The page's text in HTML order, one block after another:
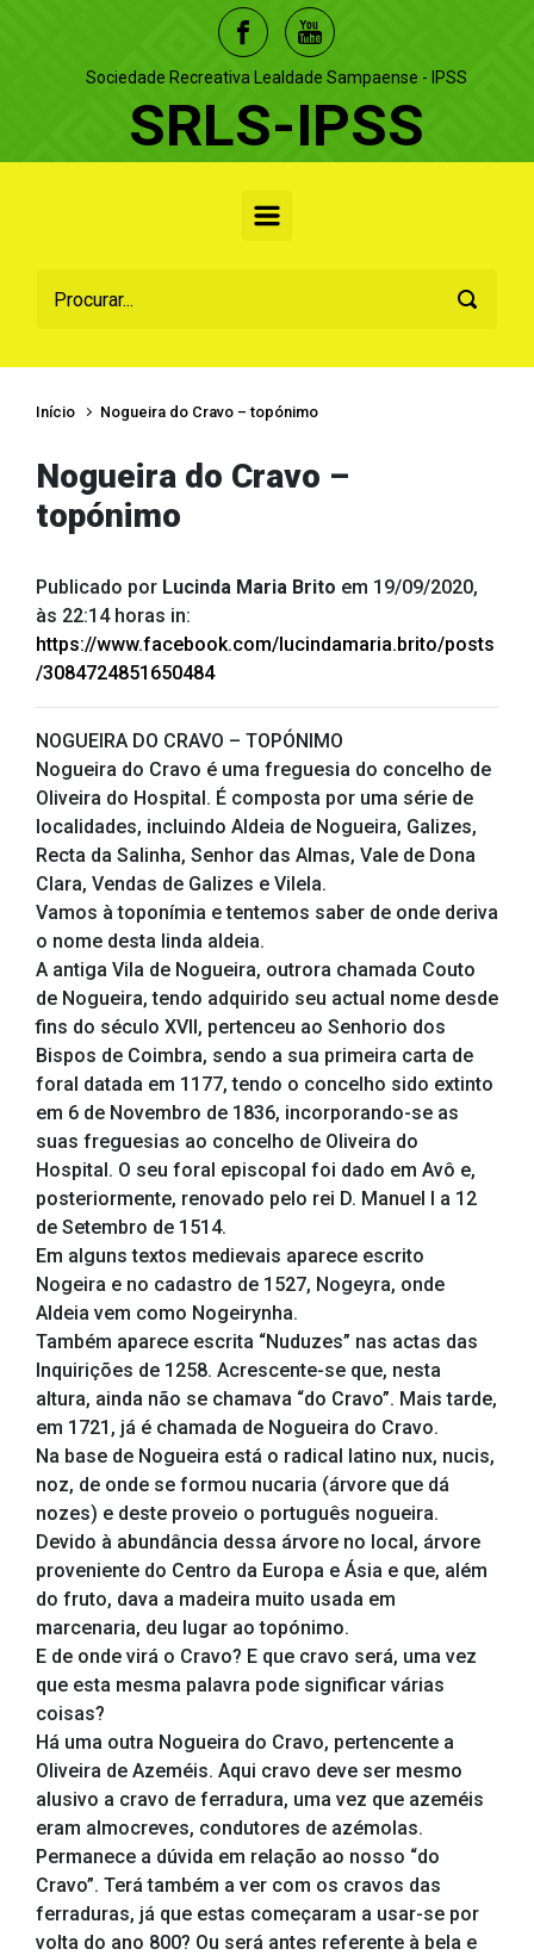
Sociedade Recreativa Lealdade Sampaense - IPSS
SRLS-IPSS
Início Nogueira do Cravo – topónimo
Nogueira do Cravo –
topónimo
Publicado por Lucinda Maria Brito em 19/09/2020,
às 22:14 horas in:
https://www.facebook.com/lucindamaria.brito/posts
/3084724851650484
NOGUEIRA DO CRAVO – TOPÓNIMO
Nogueira do Cravo é uma freguesia do concelho de
Oliveira do Hospital. É composta por uma série de
localidades, incluindo Aldeia de Nogueira, Galizes,
Recta da Salinha, Senhor das Almas, Vale de Dona
Clara, Vendas de Galizes e Vilela.
Vamos à toponímia e tentemos saber de onde deriva
o nome desta linda aldeia.
A antiga Vila de Nogueira, outrora chamada Couto
de Nogueira, tendo adquirido seu actual nome desde
fins do século XVII, pertenceu ao Senhorio dos
Bispos de Coimbra, sendo a sua primeira carta de
foral datada em 1177, tendo o concelho sido extinto
em 6 de Novembro de 1836, incorporando-se as
suas freguesias ao concelho de Oliveira do
Hospital. O seu foral episcopal foi dado em Avô e,
posteriormente, renovado pelo rei D. Manuel I a 12
de Setembro de 1514.
Em alguns textos medievais aparece escrito
Nogeira e no cadastro de 1527, Nogeyra, onde
Aldeia vem como Nogeirynha.
Também aparece escrita “Nuduzes” nas actas das
Inquirições de 1258. Acrescente-se que, nesta
altura, ainda não se chamava “do Cravo”. Mais tarde,
em 1721, já é chamada de Nogueira do Cravo.
Na base de Nogueira está o radical latino nux, nucis,
noz, de onde se formou nucaria (árvore que dá
nozes) e deste proveio o português nogueira.
Devido à abundância dessa árvore no local, árvore
proveniente do Centro da Europa e Ásia e que, além
do fruto, dava a madeira muito usada em
marcenaria, deu lugar ao topónimo.
E de onde virá o Cravo? E que cravo será, uma vez
que esta mesma palavra pode significar várias
coisas?
Há uma outra Nogueira do Cravo, pertencente a
Oliveira de Azeméis. Aqui cravo deve ser mesmo
alusivo a cravo de ferradura, uma vez que azeméis
eram almocreves, condutores de azémolas.
Permanece a dúvida em relação ao nosso “do
Cravo”. Terá também a ver com os cravos das
ferraduras, já que estas começaram a usar-se por
volta do ano 800? Ou será antes referente à bela e